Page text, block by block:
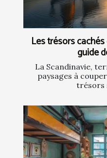
Les trésors
guide
La Scandinavie,
paysages à
trésors